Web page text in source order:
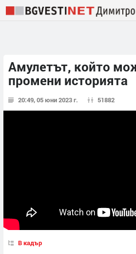
Амулетът, който
промени историята
20:49, 05 юни 2023 г. 51882
В кадър